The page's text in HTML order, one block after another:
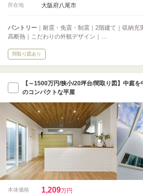
所在地 大阪府八尾市
パントリー ｜耐震・免震・制震｜2階建て｜収納充
高断熱｜こだわりの外観デザイン｜…
間取り図あり
【～1500万円/狭小/20坪台/間取り図】中庭
のコンパクトな平屋
本体価格 1,209万円